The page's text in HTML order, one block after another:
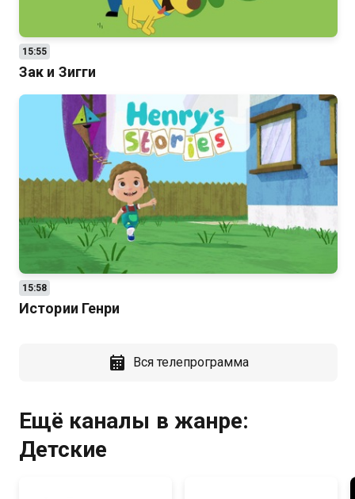
15:55
Зак и Зигги
15:58
Истории Генри
Вся телепрограмма
Ещё каналы в жанре:
Детские